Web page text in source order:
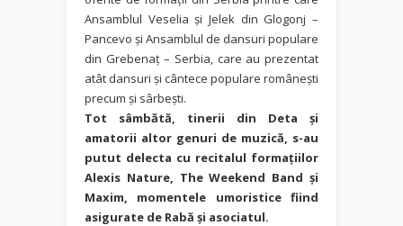
Ansamblul Veselia şi Jelek din Glogonj –
Pancevo și Ansamblul de dansuri populare
din Grebenaţ – Serbia, care au prezentat
atât dansuri şi cântece populare româneşti
precum şi sârbeşti.
Tot sâmbătă, tinerii din Deta și
amatorii altor genuri de muzică, s-au
putut delecta cu recitalul formaţiilor
Alexis Nature, The Weekend Band şi
Maxim, momentele umoristice fiind
asigurate de Rabă şi asociatul.